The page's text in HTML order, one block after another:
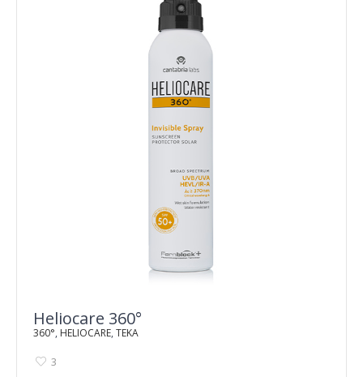
Heliocare 360°
360°, HELIOCARE, TEKA
3